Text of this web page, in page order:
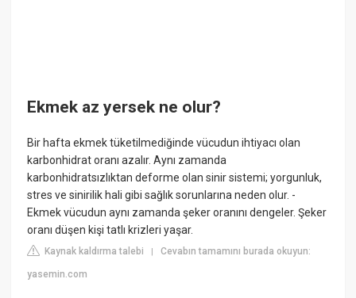
Ekmek az yersek ne olur?
Bir hafta ekmek tüketilmediğinde vücudun ihtiyacı olan
karbonhidrat oranı azalır. Aynı zamanda
karbonhidratsızlıktan deforme olan sinir sistemi; yorgunluk,
stres ve sinirilik hali gibi sağlık sorunlarına neden olur. -
Ekmek vücudun aynı zamanda şeker oranını dengeler. Şeker
oranı düşen kişi tatlı krizleri yaşar.
Kaynak kaldırma talebi |Cevabın tamamını burada okuyun:
yasemin.com